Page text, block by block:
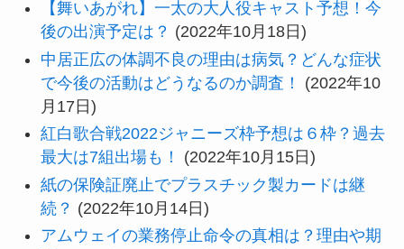
【舞いあがれ】一太の大人役キャスト予想！今
後の出演予定は？ (2022年10月18日)
中居正広の体調不良の理由は病気？どんな症状
で今後の活動はどうなるのか調査！
(2022年10
月17日)
紅白歌合戦2022ジャニーズ枠予想は６枠？過去
最大は7組出場も！
(2022年10月15日)
紙の保険証廃止でプラスチック製カードは継
続？ (2022年10月14日)
アムウェイの業務停止命令の真相は？理由や期